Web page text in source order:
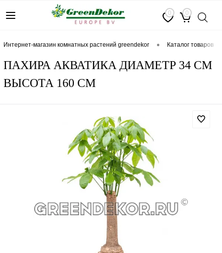
0 0
интернет-магазин комнатных растений greendekor • каталог товаров
ПАХИРА АКВАТИКА ДИАМЕТР 34 СМ
ВЫСОТА 160 СМ